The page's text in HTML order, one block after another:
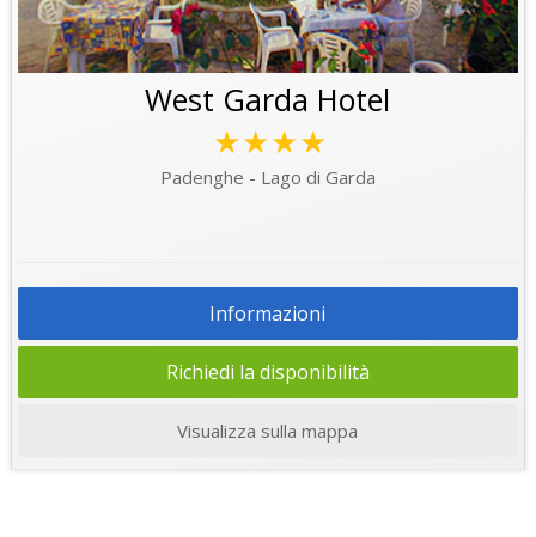
West Garda Hotel
★★★★
Padenghe - Lago di Garda
Informazioni
Richiedi la disponibilità
Visualizza sulla mappa